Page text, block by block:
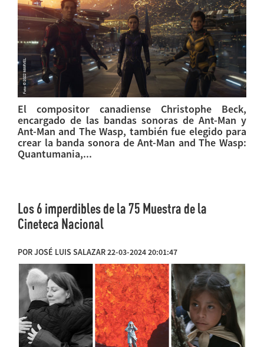
El compositor canadiense Christophe Beck,
encargado de las bandas sonoras de Ant-Man y
Ant-Man and The Wasp, también fue elegido para
crear la banda sonora de Ant-Man and The Wasp:
Quantumania,...
Los 6 imperdibles de la 75 Muestra de la
Cineteca Nacional
POR JOSÉ LUIS SALAZAR 22-03-2024 20:01:47